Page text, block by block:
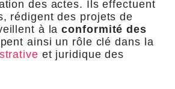
des actes. Ils effectuent
rédigent des projets de
à laconformité des
ainsi un rôle clé dans la
et juridique des